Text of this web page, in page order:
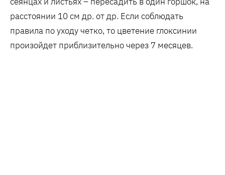
расстоянии 10 см др. от др. Если соблюдать
правила по уходу четко, то цветение глоксинии
произойдет приблизительно через 7 месяцев.